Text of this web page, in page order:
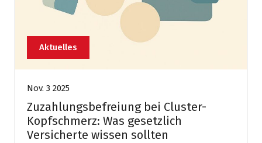
Aktuelles
Nov. 3 2025
Zuzahlungsbefreiung bei Cluster-
Kopfschmerz: Was gesetzlich
Versicherte wissen sollten